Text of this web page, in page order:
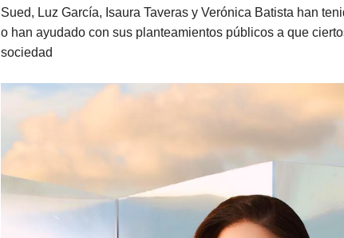
Sued, Luz García, Isaura Taveras y Verónica Batista han
o han ayudado con sus planteamientos públicos a que
sociedad